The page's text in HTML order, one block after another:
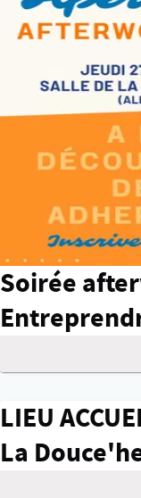
Soirée
LIEU
La